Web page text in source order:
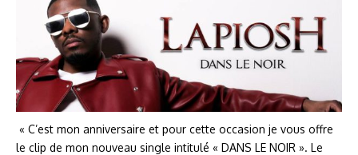
« C’est mon anniversaire et pour cette occasion je vous offre
le clip de mon nouveau single intitulé « DANS LE NOIR ». Le